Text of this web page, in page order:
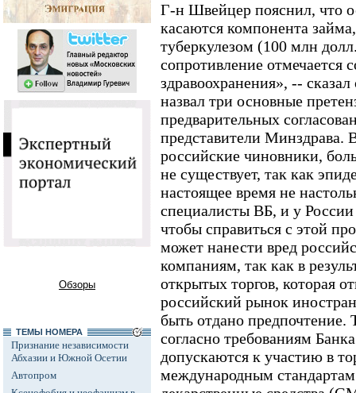
Обзоры
ТЕМЫ НОМЕРА
Признание независимости
Абхазии и Южной Осетии
Автопром
Г-н Швейцер пояснил, что
касаются компонента
туберкулезом (100 млн
сопротивление отмечается
здравоохранения», --
назвал три основные
предварительных
представители Минздрава.
российские чиновники,
не существует, так как
настоящее время не
специалисты ВБ, и у России
чтобы справиться с этой
может нанести вред
компаниям, так как в
открытых торгов, которая
российский рынок
быть отдано предпочтение.
согласно требованиям
допускаются к участию в
международным